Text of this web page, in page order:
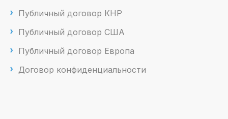
Публичный договор КНР
Публичный договор США
Публичный договор Европа
Договор конфиденциальности